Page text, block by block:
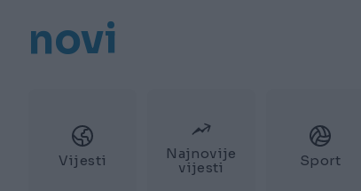
novi
Vijesti
Najnovije
vijesti
Sport